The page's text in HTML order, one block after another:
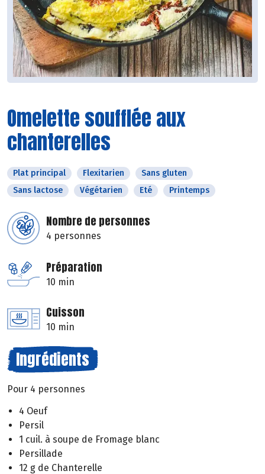
Omelette soufflée aux
chanterelles
Plat principal Flexitarien
Sans gluten
Sans lactose
Végétarien Eté Printemps
Nombre de personnes
4 personnes
Préparation
10 min
Cuisson
10 min
Ingrédients
Pour 4 personnes
4 Oeuf
Persil
1 cuil. à soupe de Fromage blanc
Persillade
12 g de Chanterelle